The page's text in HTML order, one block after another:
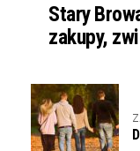
Stary
zakupy,